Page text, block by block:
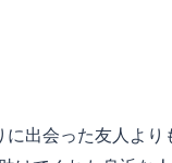
に出会った友人より